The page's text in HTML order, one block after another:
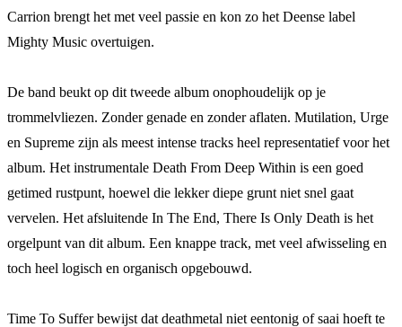
Carrion brengt het met veel passie en kon zo het Deense label
Mighty Music overtuigen.
De band beukt op dit tweede album onophoudelijk op je
trommelvliezen. Zonder genade en zonder aflaten. Mutilation, Urge
en Supreme zijn als meest intense tracks heel representatief voor het
album. Het instrumentale Death From Deep Within is een goed
getimed rustpunt, hoewel die lekker diepe grunt niet snel gaat
vervelen. Het afsluitende In The End, There Is Only Death is het
orgelpunt van dit album. Een knappe track, met veel afwisseling en
toch heel logisch en organisch opgebouwd.
Time To Suffer bewijst dat deathmetal niet eentonig of saai hoeft te